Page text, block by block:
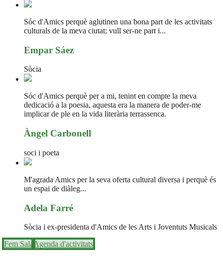
Sóc d'Amics perquè aglutinen una bona part de les activitats
culturals de la meva ciutat; vull ser-ne part i...
Empar Sáez
Sòcia
Sóc d'Amics perquè per a mi, tenint en compte la meva
dedicació a la poesia, aquesta era la manera de poder-me
implicar de ple en la vida literària terrassenca.
Àngel Carbonell
soci i poeta
M'agrada Amics per la seva oferta cultural diversa i perquè és
un espai de diàleg...
Adela Farré
Sòcia i ex-presidenta d'Amics de les Arts i Joventuts Musicals
Fem Sala Agenda d'activitats